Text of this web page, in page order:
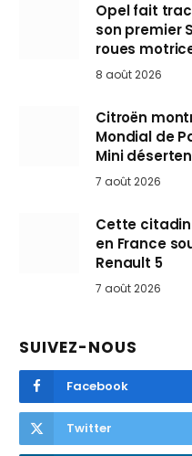
Opel fait
son premier
roues
8 août 2026
Citroën
Mondial de
Mini
7 août 2026
Cette
en France
Renault 5
7 août 2026
SUIVEZ-NOUS
Facebook
Twitter